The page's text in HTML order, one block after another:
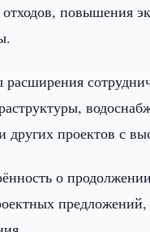
повышения
других проектов с
о